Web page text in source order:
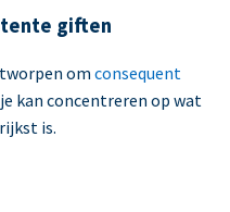
giften
om consequent
kan concentreren op wat
is.